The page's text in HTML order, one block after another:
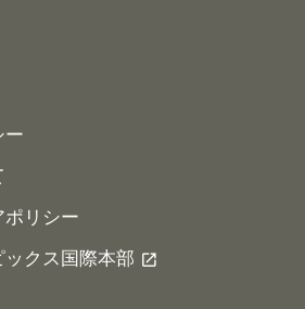
ー
ポリシー
ックス国際本部